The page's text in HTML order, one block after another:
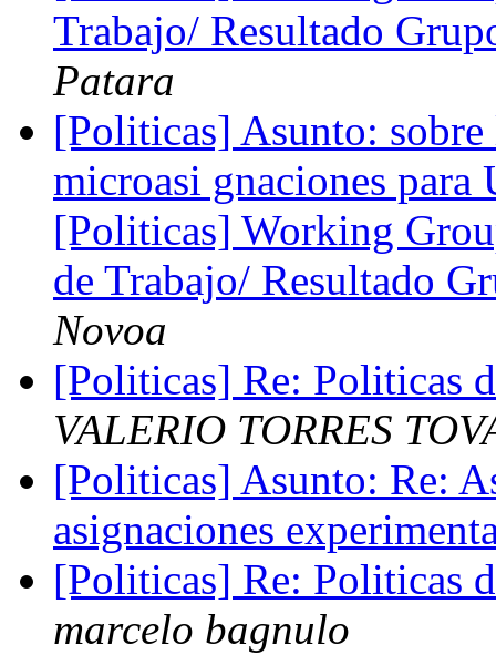
Trabajo/ Resultado
Patara
[Politicas] Asunto:
microasi gnaciones
[Politicas] Working
de Trabajo/ Resultado
Novoa
[Politicas] Re: Politicas
VALERIO TORRES
[Politicas] Asunto: Re:
asignaciones
[Politicas] Re: Politicas
marcelo bagnulo